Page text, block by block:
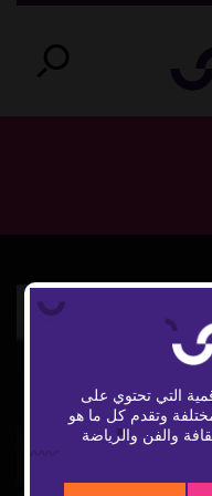
التي تحتوي على
وتقدم كل ما هو
والفن والرياضة